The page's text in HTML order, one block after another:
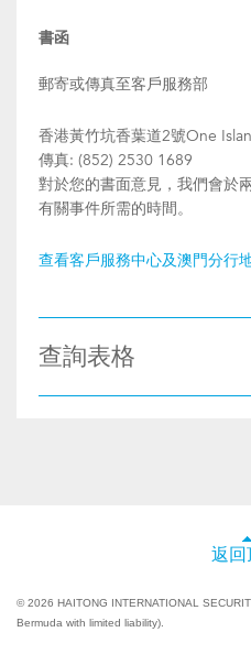
書函
郵寄或傳真至客戶服務部
香港黃竹坑香葉道2號One
傳真: (852) 2530 1689
對於您的書面意見，我們會於
有關事件所需的時間。
查看客戶服務中心及澳門分行
查詢表格
返回
© 2026 HAITONG INTERNATIONAL
Bermuda with limited liability).